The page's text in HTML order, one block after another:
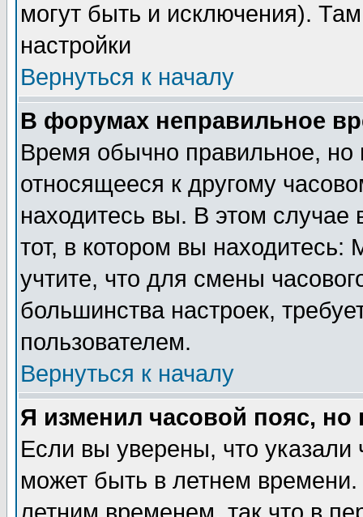
могут быть и исключения).
настройки
Вернуться к началу
В форумах неправильное
Время обычно правильное,
относящееся к другому
находитесь вы. В этом
тот, в котором вы
учтите, что для смены
большинства настроек,
пользователем.
Вернуться к началу
Я изменил часовой пояс,
Если вы уверены, что указали
может быть в летнем